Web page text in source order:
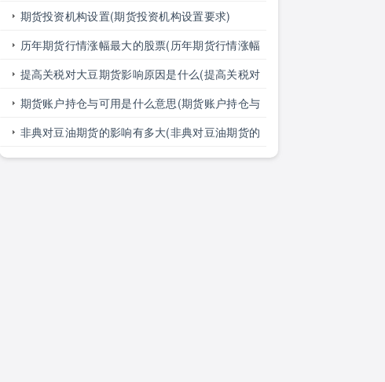
期货投资机构设置(期货投资机构设置要求)
历年期货行情涨幅最大的股票(历年期货行情涨幅
最大的股票有哪些)
提高关税对大豆期货影响原因是什么(提高关税对
大豆期货影响原因是什么意思)
期货账户持仓与可用是什么意思(期货账户持仓与
可用是什么意思区别)
非典对豆油期货的影响有多大(非典对豆油期货的
影响有多大了)